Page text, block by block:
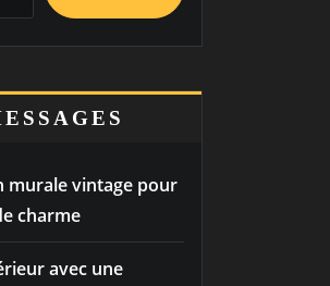
murale vintage pour
charme
avec une